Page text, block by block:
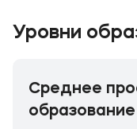
Уровни
Среднее
образование